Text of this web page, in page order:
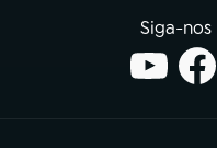
Siga-nos